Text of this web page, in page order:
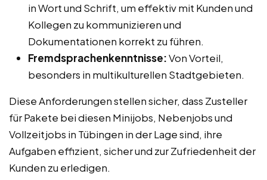
in Wort und Schrift, um effektiv mit Kunden und
Kollegen zu kommunizieren und
Dokumentationen korrekt zu führen.
Fremdsprachenkenntnisse:Von Vorteil,
besonders in multikulturellen Stadtgebieten.
Diese Anforderungen stellen sicher, dass Zusteller
für Pakete bei diesen Minijobs, Nebenjobs und
Vollzeitjobs in Tübingen in der Lage sind, ihre
Aufgaben effizient, sicher und zur Zufriedenheit der
Kunden zu erledigen.